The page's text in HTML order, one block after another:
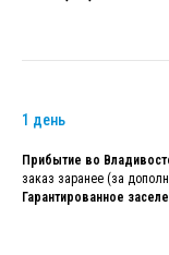
1 день
Прибытие во
заказ заранее (за
Гарантированное